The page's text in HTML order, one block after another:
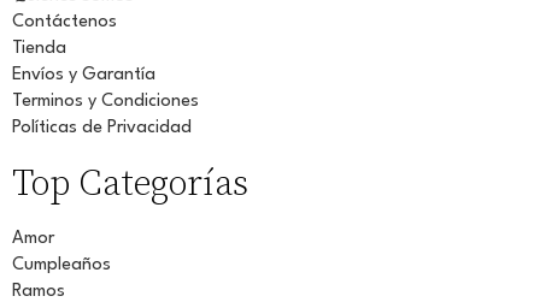
Contáctenos
Tienda
Envíos y Garantía
Terminos y Condiciones
Políticas de Privacidad
Top Categorías
Amor
Cumpleaños
Ramos